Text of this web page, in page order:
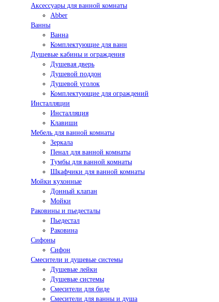
Аксессуары для ванной комнаты
Abber
Ванны
Ванна
Комплектующие для ванн
Душевые кабины и ограждения
Душевая дверь
Душевой поддон
Душевой уголок
Комплектующие для ограждений
Инсталляции
Инсталляция
Клавиши
Мебель для ванной комнаты
Зеркала
Пенал для ванной комнаты
Тумбы для ванной комнаты
Шкафчики для ванной комнаты
Мойки кухонные
Донный клапан
Мойки
Раковины и пьедесталы
Пьедестал
Раковина
Сифоны
Сифон
Смесители и душевые системы
Душевые лейки
Душевые системы
Смесители для биде
Смесители для ванны и душа